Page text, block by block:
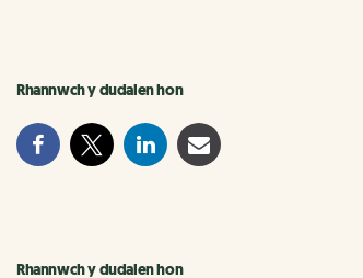
Rhannwch y dudalen hon
Rhannwch y dudalen hon